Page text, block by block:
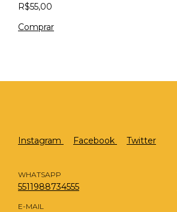
R$55,00
Instagram Facebook Twitter
WHATSAPP
5511988734555
E-MAIL